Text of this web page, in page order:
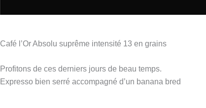
Café l’Or Absolu suprême intensité 13 en grains
Profitons de ces derniers jours de beau temps.
Expresso bien serré accompagné d’un banana bred